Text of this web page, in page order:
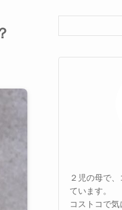
２児の母で
ています。
コストコで